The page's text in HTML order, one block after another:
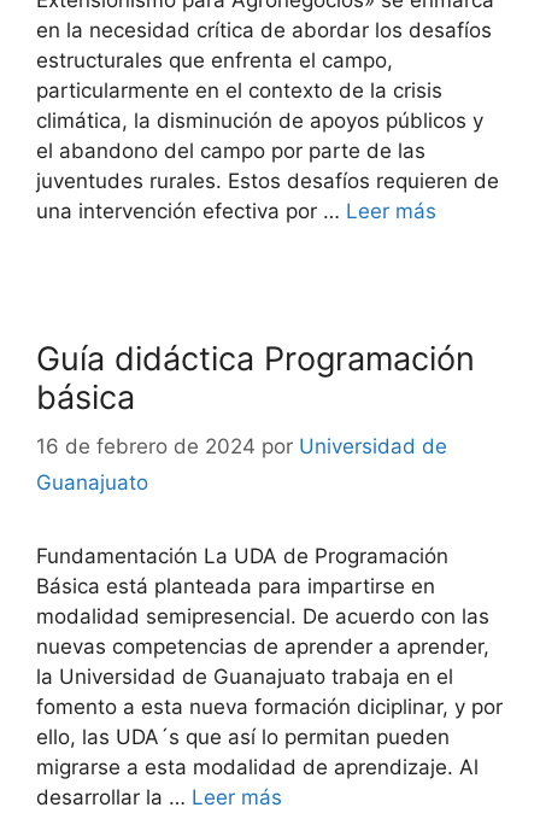
en la necesidad crítica de abordar los desafíos
estructurales que enfrenta el campo,
particularmente en el contexto de la crisis
climática, la disminución de apoyos públicos y
el abandono del campo por parte de las
juventudes rurales. Estos desafíos requieren de
una intervención efectiva por … Leer más
Guía didáctica Programación
básica
16 de febrero de 2024 por Universidad de
Guanajuato
Fundamentación La UDA de Programación
Básica está planteada para impartirse en
modalidad semipresencial. De acuerdo con las
nuevas competencias de aprender a aprender,
la Universidad de Guanajuato trabaja en el
fomento a esta nueva formación diciplinar, y por
ello, las UDA´s que así lo permitan pueden
migrarse a esta modalidad de aprendizaje. Al
desarrollar la … Leer más